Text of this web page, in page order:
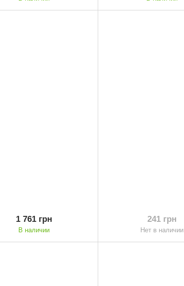
1 761 грн
В наличии
241 грн
Нет в наличии